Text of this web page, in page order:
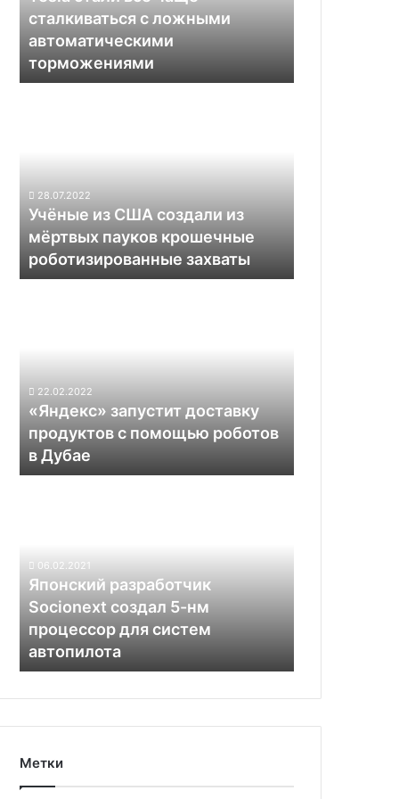
ложными
автоматическими
торможениями
сталкиваться с ложными
автоматическими
торможениями
пауков
крошечные
роботизированные
захваты
28.07.2022
Учёные из США создали из
мёртвых пауков крошечные
роботизированные захваты
роботов
Дубае
22.02.2022
«Яндекс» запустит доставку
продуктов с помощью роботов
в Дубае
нм
для
систем
автопилота
06.02.2021
Японский разработчик
Socionext создал 5-нм
процессор для систем
автопилота
Метки